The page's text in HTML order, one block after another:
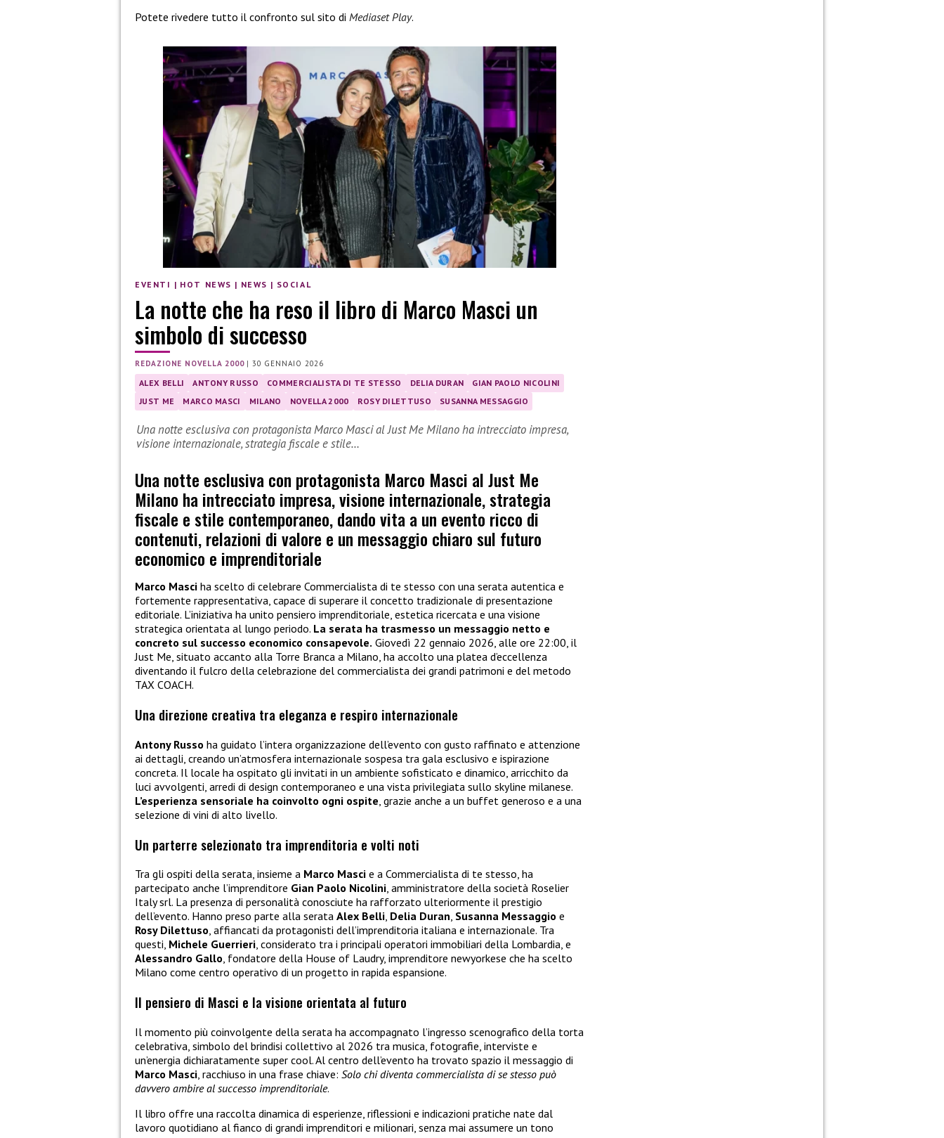
Potete rivedere tutto il confronto sul sito di Mediaset Play.
EVENTI | HOT NEWS | NEWS | SOCIAL
La notte che ha reso il libro di Marco Masci un
simbolo di successo
REDAZIONE NOVELLA 2000|30 GENNAIO 2026
ALEX BELLI ANTONY RUSSO COMMERCIALISTA DI TE STESSO DELIA DURAN
GIAN PAOLO NICOLINI
JUST ME
MARCO MASCI MILANO NOVELLA 2000 ROSY DILETTUSO SUSANNA MESSAGGIO
Una notte esclusiva con protagonista Marco Masci al Just Me Milano ha intrecciato impresa,
visione internazionale, strategia fiscale e stile…
Una notte esclusiva con protagonista Marco Masci al Just Me
Milano ha intrecciato impresa, visione internazionale, strategia
fiscale e stile contemporaneo, dando vita a un evento ricco di
contenuti, relazioni di valore e un messaggio chiaro sul futuro
economico e imprenditoriale
Marco Masci ha scelto di celebrare Commercialista di te stesso con una serata autentica e
fortemente rappresentativa, capace di superare il concetto tradizionale di presentazione
editoriale. L’iniziativa ha unito pensiero imprenditoriale, estetica ricercata e una visione
strategica orientata al lungo periodo. La serata ha trasmesso un messaggio netto e
concreto sul successo economico consapevole. Giovedì 22 gennaio 2026, alle ore 22:00, il
Just Me, situato accanto alla Torre Branca a Milano, ha accolto una platea d’eccellenza
diventando il fulcro della celebrazione del commercialista dei grandi patrimoni e del metodo
TAX COACH.
Una direzione creativa tra eleganza e respiro internazionale
Antony Russo ha guidato l’intera organizzazione dell’evento con gusto raffinato e attenzione
ai dettagli, creando un’atmosfera internazionale sospesa tra gala esclusivo e ispirazione
concreta. Il locale ha ospitato gli invitati in un ambiente sofisticato e dinamico, arricchito da
luci avvolgenti, arredi di design contemporaneo e una vista privilegiata sullo skyline milanese.
L’esperienza sensoriale ha coinvolto ogni ospite , grazie anche a un buffet generoso e a una
selezione di vini di alto livello.
Un parterre selezionato tra imprenditoria e volti noti
Tra gli ospiti della serata, insieme a Marco Masci e a Commercialista di te stesso, ha
partecipato anche l’imprenditore Gian Paolo Nicolini, amministratore della società Roselier
Italy srl. La presenza di personalità conosciute ha rafforzato ulteriormente il prestigio
dell’evento. Hanno preso parte alla serata Alex Belli, Delia Duran, Susanna Messaggio e
Rosy Dilettuso, affiancati da protagonisti dell’imprenditoria italiana e internazionale. Tra
questi, Michele Guerrieri, considerato tra i principali operatori immobiliari della Lombardia, e
Alessandro Gallo, fondatore della House of Laudry, imprenditore newyorkese che ha scelto
Milano come centro operativo di un progetto in rapida espansione.
Il pensiero di Masci e la visione orientata al futuro
Il momento più coinvolgente della serata ha accompagnato l’ingresso scenografico della torta
celebrativa, simbolo del brindisi collettivo al 2026 tra musica, fotografie, interviste e
un’energia dichiaratamente super cool. Al centro dell’evento ha trovato spazio il messaggio di
Marco Masci , racchiuso in una frase chiave: Solo chi diventa commercialista di se stesso può
davvero ambire al successo imprenditoriale.
Il libro offre una raccolta dinamica di esperienze, riflessioni e indicazioni pratiche nate dal
lavoro quotidiano al fianco di grandi imprenditori e milionari, senza mai assumere un tono